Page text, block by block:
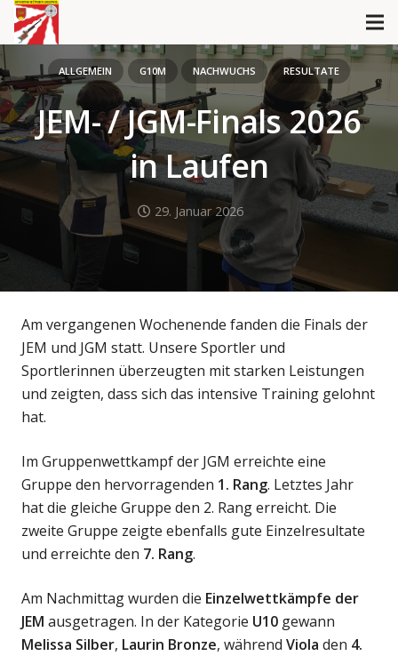
JEM- / JGM-Finals 2026
in Laufen
29. Januar 2026
ALLGEMEIN G10M NACHWUCHS RESULTATE
Am vergangenen Wochenende fanden die Finals der
JEM und JGM statt. Unsere Sportler und
Sportlerinnen überzeugten mit starken Leistungen
und zeigten, dass sich das intensive Training gelohnt
hat.
Im Gruppenwettkampf der JGM erreichte eine
Gruppe den hervorragenden 1. Rang. Letztes Jahr
hat die gleiche Gruppe den 2. Rang erreicht. Die
zweite Gruppe zeigte ebenfalls gute Einzelresultate
und erreichte den 7. Rang.
Am Nachmittag wurden die Einzelwettkämpfe der
JEM ausgetragen. In der Kategorie U10 gewann
Melissa Silber, Laurin Bronze, während Viola den 4.